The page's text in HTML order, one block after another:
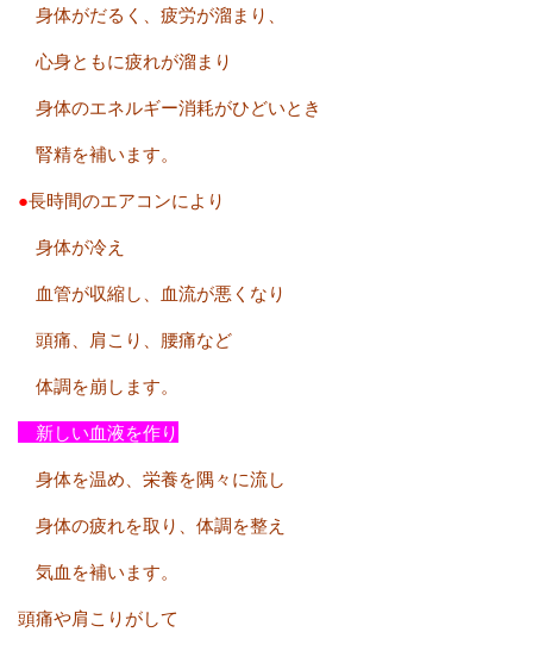
身体がだるく、疲労が溜まり、
心身ともに疲れが溜まり
身体のエネルギー消耗がひどいとき
腎精を補います。
●長時間のエアコンにより
身体が冷え
血管が収縮し、血流が悪くなり
頭痛、肩こり、腰痛など
体調を崩します。
新しい血液を作り
身体を温め、栄養を隅々に流し
身体の疲れを取り、体調を整え
気血を補います。
頭痛や肩こりがして